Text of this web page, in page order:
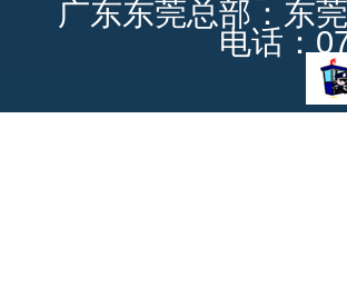
广东东莞总部：东
电话：